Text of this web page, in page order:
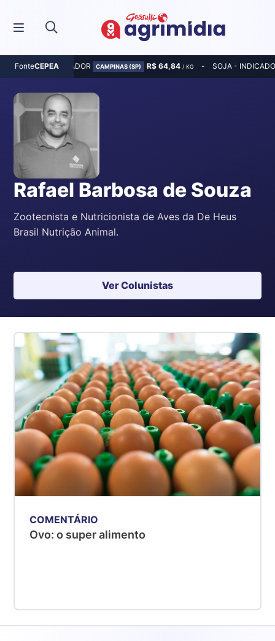
FonteCEPEA
MILHO - INDICADOR CAMPINAS (SP) R$ 64,84 / KG SOJA -
Rafael Barbosa de Souza
Zootecnista e Nutricionista de Aves da De Heus
Brasil Nutrição Animal.
Ver Colunistas
COMENTÁRIO
Ovo: o super alimento